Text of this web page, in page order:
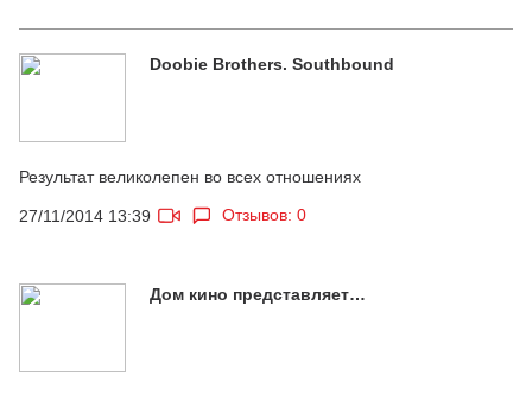
Doobie Brothers. Southbound
Результат великолепен во всех отношениях
27/11/2014 13:39 Отзывов: 0
Дом кино представляет…